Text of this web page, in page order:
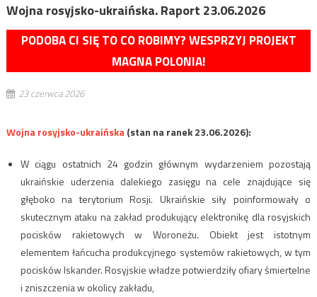
Wojna rosyjsko-ukraińska. Raport 23.06.2026
PODOBA CI SIĘ TO CO ROBIMY? WESPRZYJ PROJEKT
MAGNA POLONIA!
23 czerwca 2026
Wojna rosyjsko-ukraińska(stan na ranek 23.06.2026):
W ciągu ostatnich 24 godzin głównym wydarzeniem pozostają
ukraińskie uderzenia dalekiego zasięgu na cele znajdujące się
głęboko na terytorium Rosji. Ukraińskie siły poinformowały o
skutecznym ataku na zakład produkujący elektronikę dla rosyjskich
pocisków rakietowych w Woroneżu. Obiekt jest istotnym
elementem łańcucha produkcyjnego systemów rakietowych, w tym
pocisków Iskander. Rosyjskie władze potwierdziły ofiary śmiertelne
i zniszczenia w okolicy zakładu,